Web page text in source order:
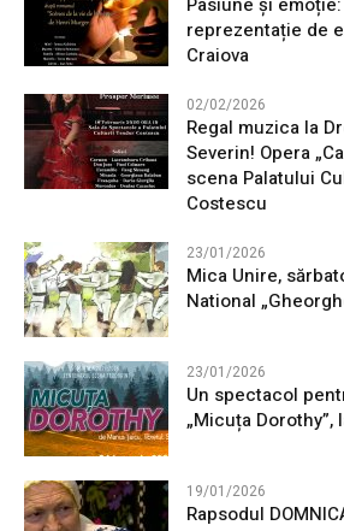
reprezentație de
Craiova
02/02/2026
Regal muzica la
Severin! Opera
scena Palatului
Costescu
23/01/2026
Mica Unire,
National
23/01/2026
Un spectacol
„Micuța Dorothy”,
19/01/2026
Rapsodul